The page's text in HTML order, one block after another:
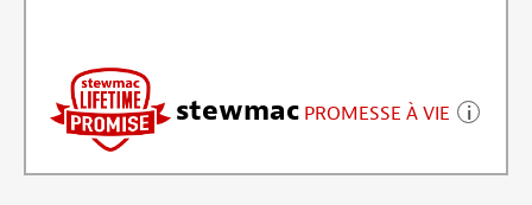
stewmac PROMESSE À VIE